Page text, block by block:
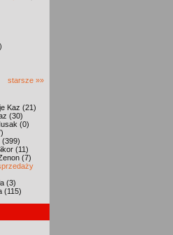
starsze »»
Kaz (21)
(30)
(0)
(399)
(11)
(7)
(3)
(115)